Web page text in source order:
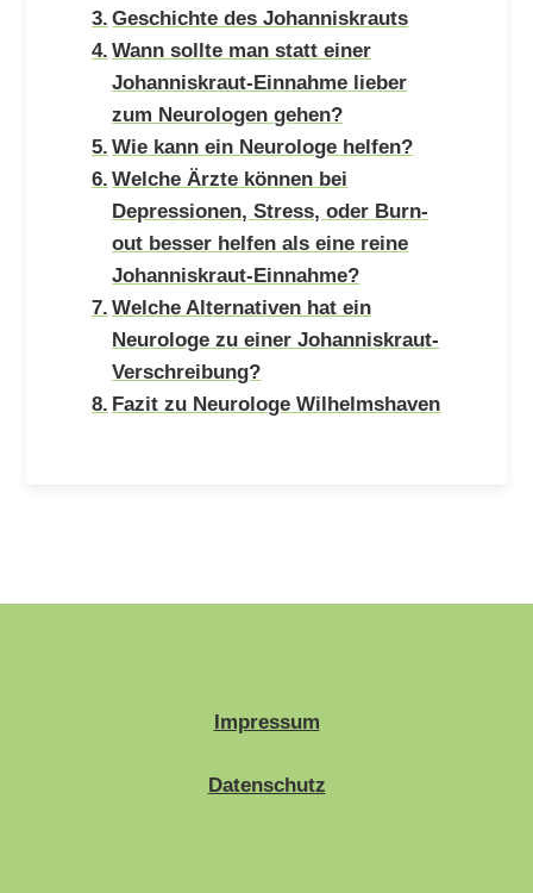
Geschichte des Johanniskrauts
Wann sollte man statt einer
Johanniskraut-Einnahme lieber
zum Neurologen gehen?
Wie kann ein Neurologe helfen?
Welche Ärzte können bei
Depressionen, Stress, oder Burn-
out besser helfen als eine reine
Johanniskraut-Einnahme?
Welche Alternativen hat ein
Neurologe zu einer Johanniskraut-
Verschreibung?
Fazit zu Neurologe Wilhelmshaven
Impressum
Datenschutz